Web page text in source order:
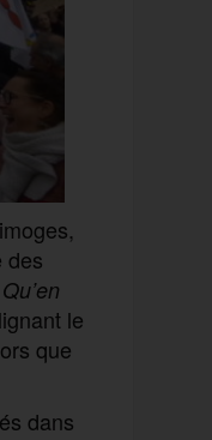
des
Qu’en
le
que
dans